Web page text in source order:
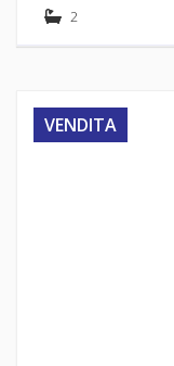
2
VENDITA